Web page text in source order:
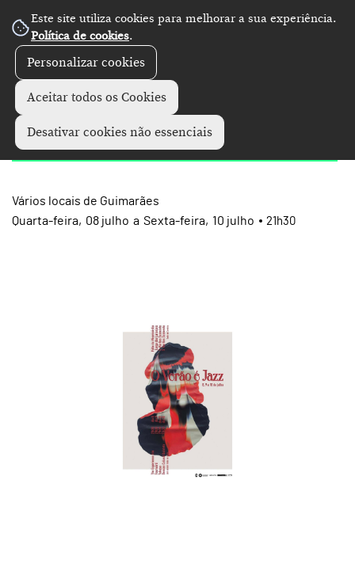
Este site utiliza cookies para melhorar a sua experiência.
Política de cookies.
Personalizar cookies
Aceitar todos os Cookies
Desativar cookies não essenciais
Concertos +
O Verão é Jazz 2026
Vários locais de Guimarães
08 julho
Quarta a 10 julho
Sexta 21h30